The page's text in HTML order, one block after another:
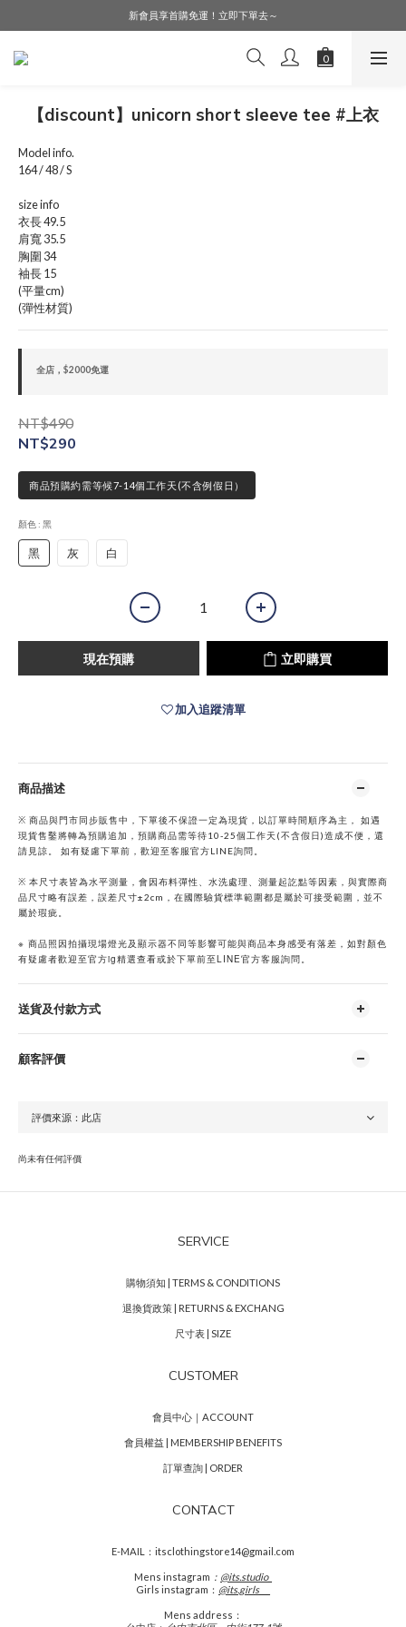
LINE好友募集中，加入就送購物金$50！
新會員享首購免運！立即下單去～
會員購物享會員價，點擊登入查詢會員折扣！
【discount】unicorn short sleeve tee #上衣
Model info.
164 / 48 / S
size info
衣長 49.5
肩寬 35.5
胸圍 34
袖長 15
(平量cm)
(彈性材質)
全店，$2000免運
NT$490
NT$290
商品預購約需等候7-14個工作天(不含例假日）
顏色 : 黑
黑 灰 白
現在預購 立即購買
加入追蹤清單
商品描述
※ 商品與門市同步販售中，下單後不保證一定為現貨，以訂單時間順序為主， 如遇
現貨售鑿將轉為預購追加，預購商品需等待10-25個工作天(不含假日)造成不便，還
請見諒。 如有疑慮下單前，歡迎至客服官方LINE詢問。
※ 本尺寸表皆為水平測量，會因布料彈性、水洗處理、測量起訖點等因素，與實際商
品尺寸略有誤差，誤差尺寸±2cm，在國際驗貨標準範圍都是屬於可接受範圍，並不
屬於瑕疵。
※ 商品照因拍攝現場燈光及顯示器不同等影響可能與商品本身感受有落差，如對顏色
有疑慮者歡迎至官方ig精選查看或於下單前至LINE官方客服詢問。
送貨及付款方式
顧客評價
尚未有任何評價
SERVICE
購物須知 | TERMS & CONDITIONS
退換貨政策 | RETURNS & EXCHANG
尺寸表 | SIZE
CUSTOMER
會員中心｜ACCOUNT
會員權益 | MEMBERSHIP BENEFITS
訂單查詢 | ORDER
CONTACT
E-MAIL：itsclothingstore14@gmail.com
Mens instagram ： @its.studio_
Girls instagram： @its.girls___
Mens address：